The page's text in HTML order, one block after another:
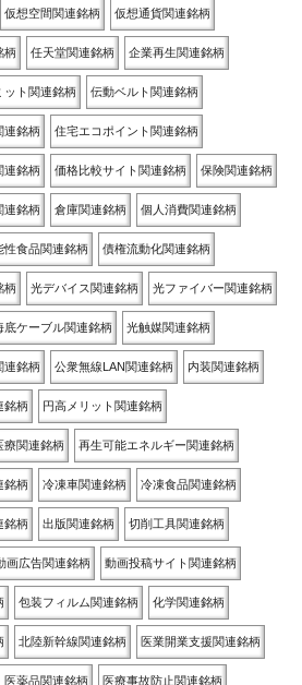
仮想空間関連銘柄 仮想通貨関連銘柄
柄 任天堂関連銘柄 企業再生関連銘柄
ット関連銘柄 伝動ベルト関連銘柄
連銘柄 住宅エコポイント関連銘柄
連銘柄 価格比較サイト関連銘柄 保険関連銘柄
連銘柄 倉庫関連銘柄 個人消費関連銘柄
性食品関連銘柄 債権流動化関連銘柄
柄 光デバイス関連銘柄 光ファイバー関連銘柄
底ケーブル関連銘柄 光触媒関連銘柄
連銘柄 公衆無線LAN関連銘柄 内装関連銘柄
銘柄 円高メリット関連銘柄
療関連銘柄 再生可能エネルギー関連銘柄
銘柄 冷凍車関連銘柄 冷凍食品関連銘柄
銘柄 出版関連銘柄 切削工具関連銘柄
画広告関連銘柄 動画投稿サイト関連銘柄
包装フィルム関連銘柄 化学関連銘柄
北陸新幹線関連銘柄 医業開業支援関連銘柄
医薬品関連銘柄 医療事故防止関連銘柄